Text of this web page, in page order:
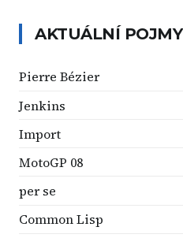
AKTUÁLNÍ POJMY
Pierre Bézier
Jenkins
Import
MotoGP 08
per se
Common Lisp